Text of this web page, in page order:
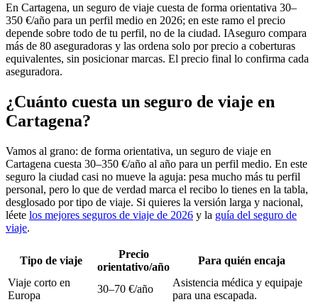
En Cartagena, un seguro de viaje cuesta de forma orientativa 30–
350 €/año para un perfil medio en 2026; en este ramo el precio
depende sobre todo de tu perfil, no de la ciudad. IAseguro compara
más de 80 aseguradoras y las ordena solo por precio a coberturas
equivalentes, sin posicionar marcas. El precio final lo confirma cada
aseguradora.
¿Cuánto cuesta un seguro de viaje en
Cartagena?
Vamos al grano: de forma orientativa, un seguro de viaje en
Cartagena cuesta 30–350 €/año al año para un perfil medio. En este
seguro la ciudad casi no mueve la aguja: pesa mucho más tu perfil
personal, pero lo que de verdad marca el recibo lo tienes en la tabla,
desglosado por tipo de viaje. Si quieres la versión larga y nacional,
léete los mejores seguros de viaje de 2026 y la guía del seguro de
viaje.
Tipo de viaje
Precio
orientativo/año
Para quién encaja
Viaje corto en
Europa
30–70 €/año
Asistencia médica y equipaje
para una escapada.